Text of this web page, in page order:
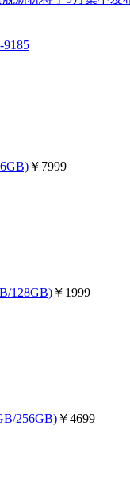
9185
￥7999
128GB) ￥1999
256GB) ￥4699